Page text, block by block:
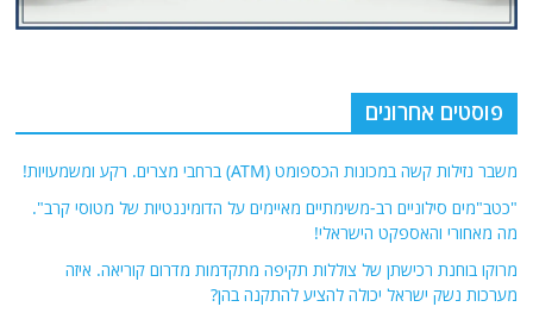
פוסטים אחרונים
משבר נזילות קשה במכונות הכספומט (ATM) ברחבי מצרים. רקע ומשמעויות!
"כטב"מים סילוניים רב-משימתיים מאיימים על הדומיננטיות של מטוסי קרב".
מה מאחורי והאספקט הישראלי!
מרוקו בוחנת רכישתן של צוללות תקיפה מתקדמות מדרום קוריאה. איזה
מערכות נשק ישראל יכולה להציע להתקנה בהן?